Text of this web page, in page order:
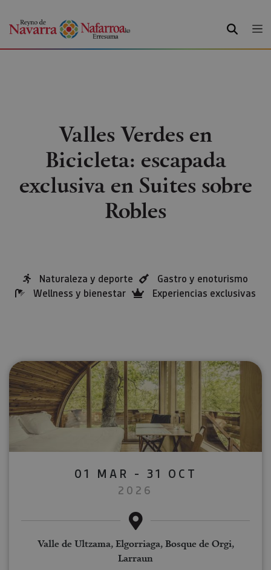
BUSCAR
Valles Verdes en
Bicicleta: escapada
exclusiva en Suites sobre
Robles
Naturaleza y deporte
Gastro y enoturismo
Wellness y bienestar
Experiencias exclusivas
01 MAR - 31 OCT
2026
Valle de Ultzama, Elgorriaga, Bosque de Orgi,
Larraun